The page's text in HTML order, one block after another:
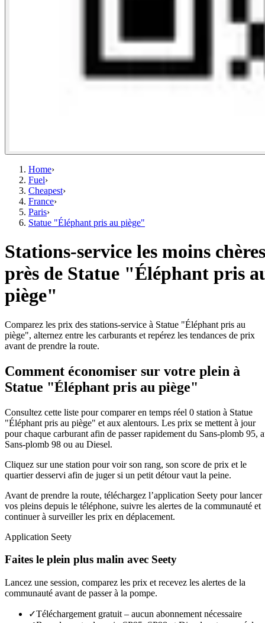
Home›
Fuel›
Cheapest›
France›
Paris›
Statue "Éléphant pris au piège"
Stations-service les moins chères
près de Statue "Éléphant pris
piège"
Comparez les prix des stations-service à Statue "Éléphant pris au
piège", alternez entre les carburants et repérez les tendances de prix
avant de prendre la route.
Comment économiser sur votre plein à
Statue "Éléphant pris au piège"
Consultez cette liste pour comparer en temps réel 0 station à Statue
"Éléphant pris au piège" et aux alentours. Les prix se mettent à jour
pour chaque carburant afin de passer rapidement du Sans-plomb 95,
Sans-plomb 98 ou au Diesel.
Cliquez sur une station pour voir son rang, son score de prix et le
quartier desservi afin de juger si un petit détour vaut la peine.
Avant de prendre la route, téléchargez l’application Seety pour lancer
vos pleins depuis le téléphone, suivre les alertes de la communauté et
continuer à surveiller les prix en déplacement.
Application Seety
Faites le plein plus malin avec Seety
Lancez une session, comparez les prix et recevez les alertes de la
communauté avant de passer à la pompe.
✓Téléchargement gratuit – aucun abonnement nécessaire